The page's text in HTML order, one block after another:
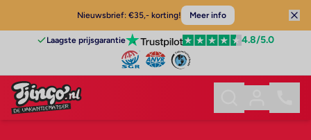
Nieuwsbrief: €35,- korting! Meer info
Laagste prijsgarantie 4.8/5.0